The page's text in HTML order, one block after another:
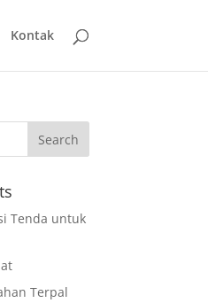
Kontak
Tenda untuk
Terpal